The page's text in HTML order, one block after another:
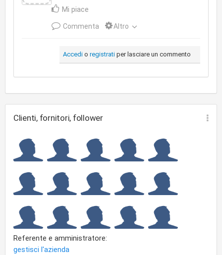
Mi piace
Commenta Altro
Accedi o registrati per lasciare un commento
Clienti, fornitori, follower
Referente e amministratore:
gestisci l'azienda